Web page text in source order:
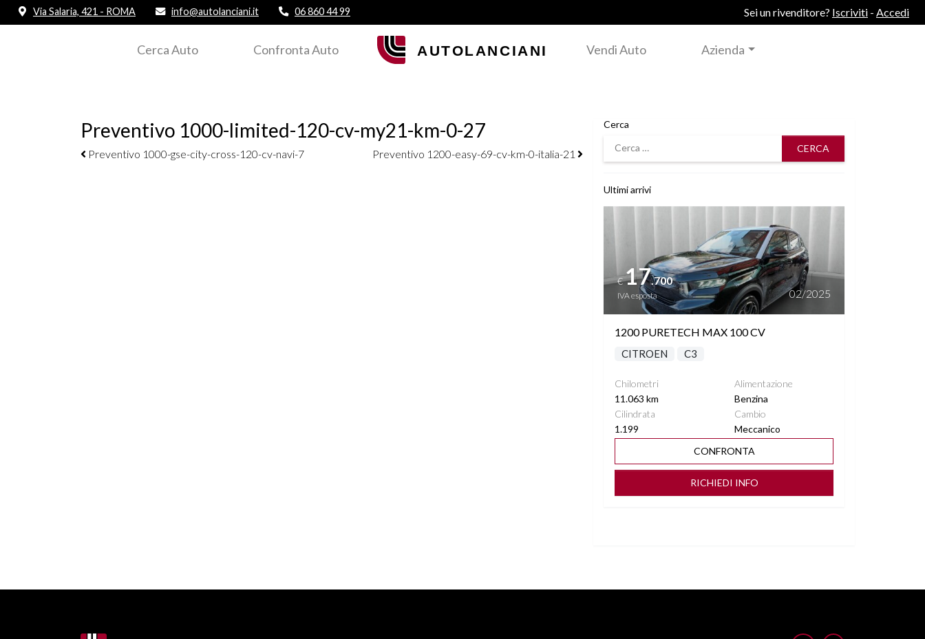
Via Salaria, 421 - ROMA info@autolanciani.it 06 860 44 99 Sei un rivenditore? Iscriviti - Accedi
Cerca Auto Confronta Auto Vendi Auto Azienda
Preventivo 1000-limited-120-cv-my21-km-0-27
Navigazione elementi
Preventivo 1000-gse-city-cross-120-cv-navi-7 Preventivo 1200-easy-69-cv-km-0-italia-21
Cerca
Cerca
Ultimi arrivi
Vedi dettagli
€17.700
IVA esposta 02/2025
1200 PURETECH MAX 100 CV
CITROEN C3
Chilometri
11.063 km
Alimentazione
Benzina
Cilindrata
1.199
Cambio
Meccanico
CONFRONTA
RICHIEDI INFO